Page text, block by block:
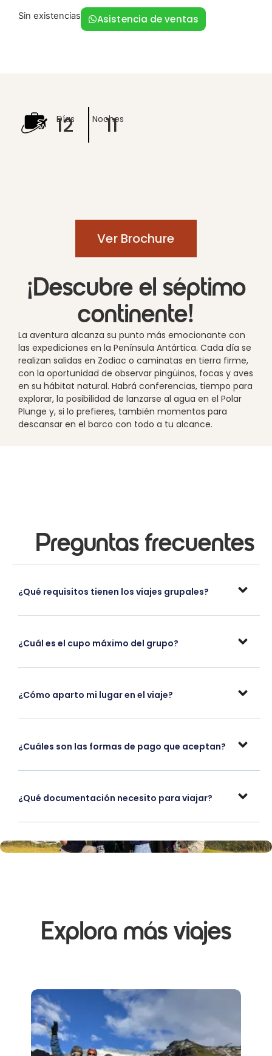
Sin existencias Asistencia de ventas
Días
12 Noches
11
Ver Brochure
¡Descubre el séptimo
continente!
La aventura alcanza su punto más emocionante con
las expediciones en la Península Antártica. Cada día se
realizan salidas en Zodiac o caminatas en tierra firme,
con la oportunidad de observar pingüinos, focas y aves
en su hábitat natural. Habrá conferencias, tiempo para
explorar, la posibilidad de lanzarse al agua en el Polar
Plunge y, si lo prefieres, también momentos para
descansar en el barco con todo a tu alcance.
Preguntas frecuentes
¿Qué requisitos tienen los viajes grupales?
¿Cuál es el cupo máximo del grupo?
¿Cómo aparto mi lugar en el viaje?
¿Cuáles son las formas de pago que aceptan?
¿Qué documentación necesito para viajar?
Explora más viajes